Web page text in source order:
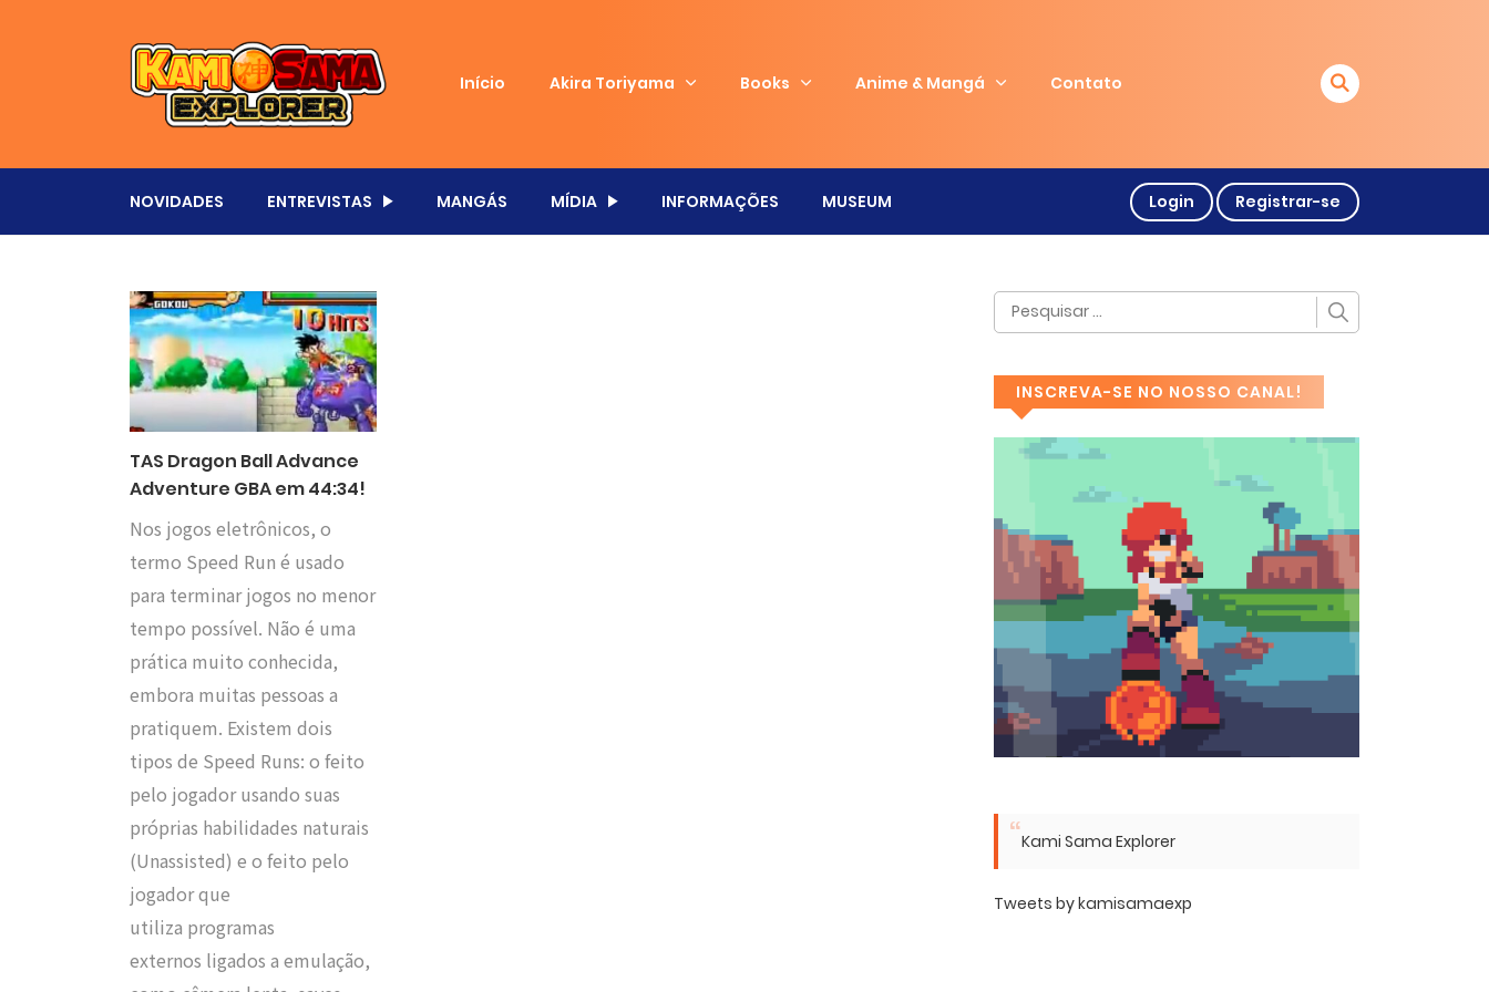
Início Akira Toriyama Books Anime & Mangá Contato
NOVIDADES ENTREVISTAS MANGÁS MÍDIA INFORMAÇÕES MUSEUM Login Registrar-se
TAS Dragon Ball Advance
Adventure GBA em 44:34!
Nos jogos eletrônicos, o
termo Speed Run é usado
para terminar jogos no menor
tempo possível. Não é uma
prática muito conhecida,
embora muitas pessoas a
pratiquem. Existem dois
tipos de Speed Runs: o feito
pelo jogador usando suas
próprias habilidades naturais
(Unassisted) e o feito pelo
jogador que
utiliza programas
externos ligados a emulação,
INSCREVA-SE NO NOSSO CANAL!
Kami Sama Explorer
Tweets by kamisamaexp